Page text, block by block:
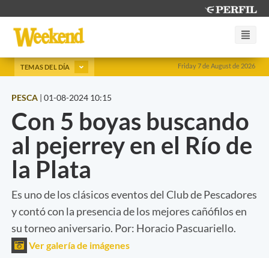
Friday 7 de August de 2026
TEMAS DEL DÍA
PESCA | 01-08-2024 10:15
Con 5 boyas buscando
al pejerrey en el Río de
la Plata
Es uno de los clásicos eventos del Club de Pescadores
y contó con la presencia de los mejores cañófilos en
su torneo aniversario. Por: Horacio Pascuariello.
Ver galería de imágenes